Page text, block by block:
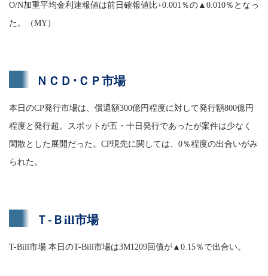
O/N加重平均金利速報値は前日確報値比+0.001％の▲0.010％となっ
た。（MY）
ＮＣＤ･ＣＰ市場
本日のCP発行市場は、償還額300億円程度に対して発行額800億円
程度と発行超。スポットが五・十日発行であったが案件は少なく
閑散とした展開だった。CP現先に関しては、0％程度の出合いがみ
られた。
Ｔ-Ｂill市場
T-Bill市場 本日のT-Bill市場は3M1209回債が▲0.15％で出合い。